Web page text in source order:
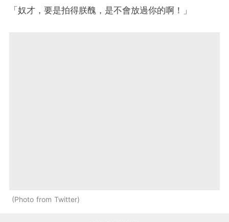
「奴才，要是拍得朕醜，是不會放過你的啊！」
Photo from Twitter